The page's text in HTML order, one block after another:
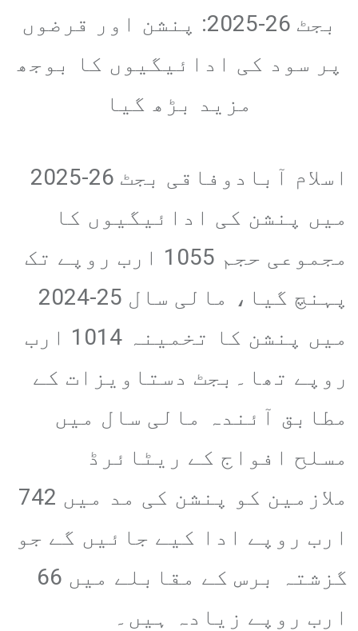
بجٹ 26-2025: پنشن اور قرضوں
پر سود کی ادائیگیوں کا بوجھ
مزید بڑھ گیا
اسلام آبادوفاقی بجٹ 26-2025
میں پنشن کی ادائیگیوں کا
مجموعی حجم 1055 ارب روپے تک
پہنچ گیا، مالی سال 25-2024
میں پنشن کا تخمینہ 1014 ارب
روپے تھا۔بجٹ دستاویزات کے
مطابق آئندہ مالی سال میں
مسلح افواج کے ریٹائرڈ
ملازمین کو پنشن کی مد میں 742
ارب روپے ادا کیے جائیں گے جو
گزشتہ برس کے مقابلے میں 66
ارب روپے زیادہ ہیں۔